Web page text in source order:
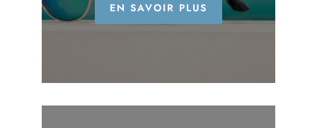
EN SAVOIR PLUS